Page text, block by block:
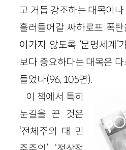
고 거듭 강조하는 대목이
흘러들어갈 싸하로프 폭
어가지 않도록 ‘문명세계’
보다 중요하다는 대목은
들었다(96, 105면).
이 책에서 특히
눈길을 끈 것은
‘전체주의 대 민